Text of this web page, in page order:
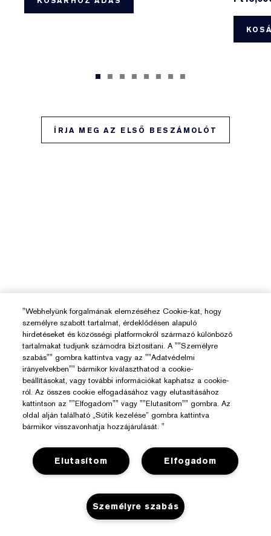
ÍRJA MEG AZ ELSŐ BESZÁMOLÓT
Rendelés Nyomon Követése
Az Estée Lauderről
"Webhelyünk forgalmának elemzéséhez Cookie-kat, hogy
személyre szabott tartalmat, érdeklődésen alapuló
hirdetéseket és közösségi platformokról származó különböző
tartalmakat tudjunk számodra biztosítani. A ""Személyre
szabás"" gombra kattintva vagy az ""Adatvédelmi
irányelvekben"" bármikor kiválaszthatod a cookie-
beállításokat, vagy további információkat kaphatsz a cookie-
ról. Az összes cookie elfogadásához vagy elutasításához
kattintson az ""Elfogadom"" vagy ""Elutasítom"" gombra. Az
oldal alján található „Sütik kezelése” gombra kattintva
bármikor visszavonhatja hozzájárulását. "
Elfogadom
Elutasítom
Személyre szabás